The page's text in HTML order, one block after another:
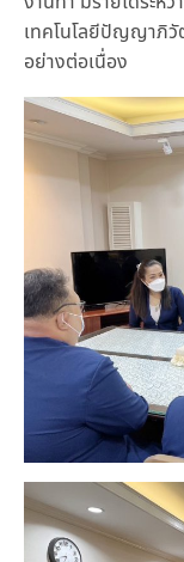
เทคโนโลยีปัญญาภิ
อย่างต่อเนื่อง